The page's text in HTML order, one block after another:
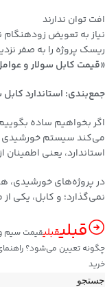
افت توان ندارند
نیاز به تعویض زودهنگام
ریسک پروژه را به صفر
«قیمت کابل سولار و
جمع‌بندی: استاندارد کابل
اگر بخواهیم ساده
استاندارد، یعنی اطمینان
در پروژه‌های خورشیدی،
نمی‌گذارد؛ و کابل، یکی
قبلیقبلیقیمت سیم و
چگونه تعیین می‌شود؟
خرید
جستجو